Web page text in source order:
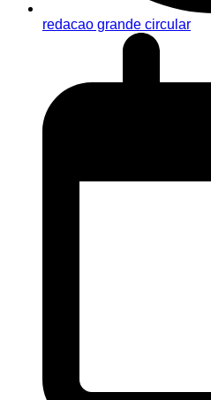
redacao grande circular